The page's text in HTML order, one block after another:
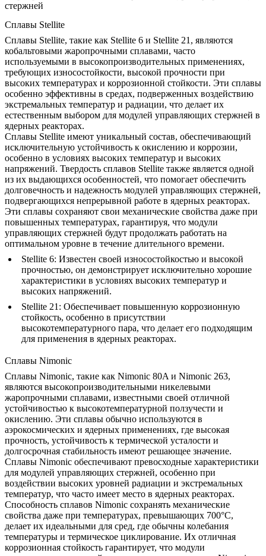
стержней
Сплавы Stellite
Сплавы Stellite, такие как Stellite 6 и Stellite 21, являются
кобальтовыми жаропрочными сплавами, часто
используемыми в высокопроизводительных применениях,
требующих износостойкости, высокой прочности при
высоких температурах и коррозионной стойкости. Эти сплавы
особенно эффективны в средах, подверженных воздействию
экстремальных температур и радиации, что делает их
естественным выбором для модулей управляющих стержней в
ядерных реакторах.
Сплавы Stellite имеют уникальный состав, обеспечивающий
исключительную устойчивость к окислению и коррозии,
особенно в условиях высоких температур и высоких
напряжений. Твердость сплавов Stellite также является одной
из их выдающихся особенностей, что помогает обеспечить
долговечность и надежность модулей управляющих стержней,
подвергающихся непрерывной работе в ядерных реакторах.
Эти сплавы сохраняют свои механические свойства даже при
повышенных температурах, гарантируя, что модули
управляющих стержней будут продолжать работать на
оптимальном уровне в течение длительного времени.
Stellite 6: Известен своей износостойкостью и высокой
прочностью, он демонстрирует исключительно хорошие
характеристики в условиях высоких температур и
высоких напряжений.
Stellite 21 : Обеспечивает повышенную коррозионную
стойкость, особенно в присутствии
высокотемпературного пара, что делает его подходящим
для применения в ядерных реакторах.
Сплавы Nimonic
Сплавы Nimonic, такие как Nimonic 80A и Nimonic 263,
являются высокопроизводительными никелевыми
жаропрочными сплавами, известными своей отличной
устойчивостью к высокотемпературной ползучести и
окислению. Эти сплавы обычно используются в
аэрокосмических и ядерных применениях, где высокая
прочность, устойчивость к термической усталости и
долгосрочная стабильность имеют решающее значение.
Сплавы Nimonic обеспечивают превосходные характеристики
для модулей управляющих стержней, особенно при
воздействии высоких уровней радиации и экстремальных
температур, что часто имеет место в ядерных реакторах.
Способность сплавов Nimonic сохранять механические
свойства даже при температурах, превышающих 700°C,
делает их идеальными для сред, где обычны колебания
температуры и термическое циклирование. Их отличная
коррозионная стойкость гарантирует, что модули